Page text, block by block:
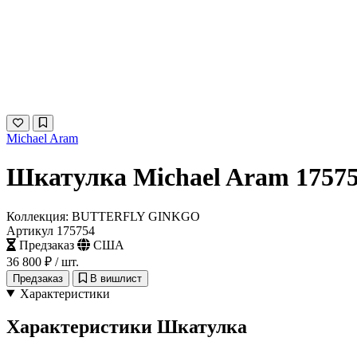
Michael Aram
Шкатулка Michael Aram
Коллекция: BUTTERFLY GINKGO
Артикул 175754
Предзаказ
США
36 800 ₽ / шт.
Предзаказ В вишлист
Характеристики
Характеристики Шкатулка